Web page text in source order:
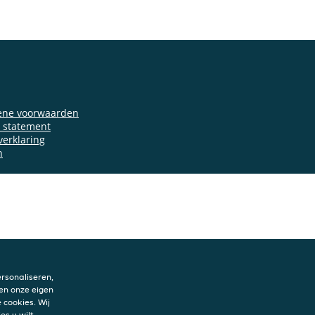
voorwaarden
statement
onze eigen
Wij